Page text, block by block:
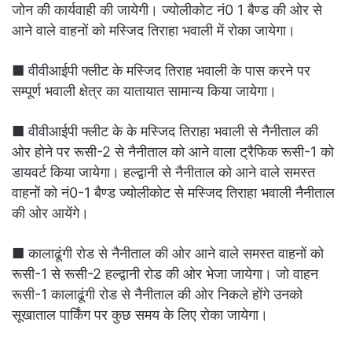
जोन की कार्यवाही की जायेगी। ज्योलीकोट नं0 1 बैण्ड की ओर से
आने वाले वाहनों को मस्जिद तिराहा भवाली में रोका जायेगा।
■ वीवीआईपी फ्लीट के मस्जिद तिराह भवाली के पास करने पर
सम्पूर्ण भवाली क्षेत्र का यातायात सामान्य किया जायेगा।
■ वीवीआईपी फ्लीट के के मस्जिद तिराहा भवाली से नैनीताल की
ओर होने पर रूसी-2 से नैनीताल को आने वाला ट्रैफिक रूसी-1 को
डायवर्ट किया जायेगा। हल्द्वानी से नैनीताल को आने वाले समस्त
वाहनों को नं0-1 बैण्ड ज्योलीकोट से मस्जिद तिराहा भवाली नैनीताल
की ओर आयेंगे।
■ कालाढूंगी रोड से नैनीताल की ओर आने वाले समस्त वाहनों को
रूसी-1 से रूसी-2 हल्द्वानी रोड की ओर भेजा जायेगा। जो वाहन
रूसी-1 कालाढूंगी रोड से नैनीताल की ओर निकले होंगे उनको
सूखाताल पार्किंग पर कुछ समय के लिए रोका जायेगा।